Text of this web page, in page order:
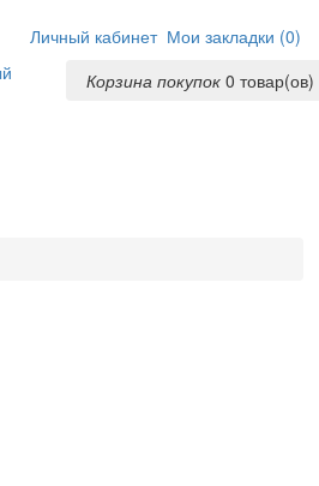
Личный кабинет Мои закладки (0)
Корзина покупок 0